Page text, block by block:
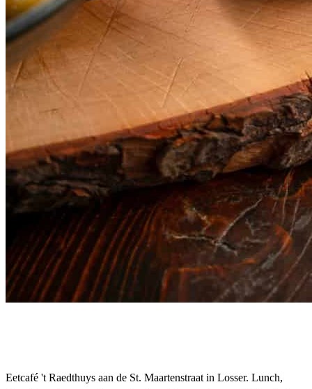
Eetcafé 't Raedthuys aan de St. Maartenstraat in Losser. Lunch,